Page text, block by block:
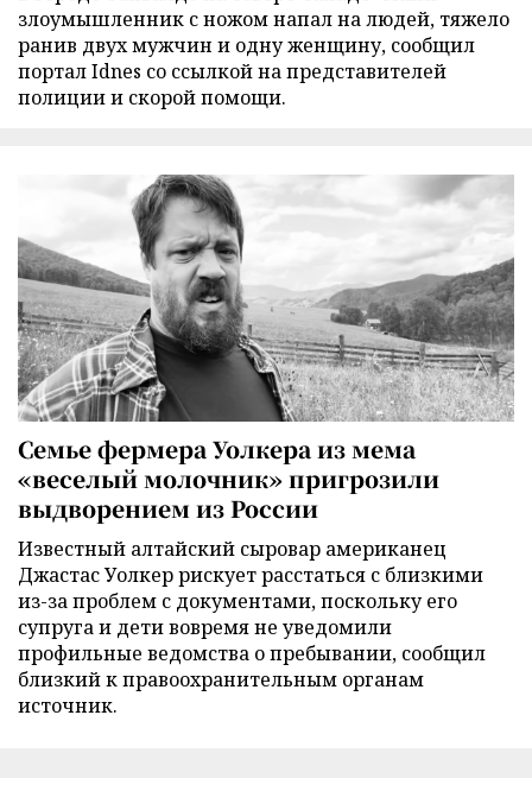
злоумышленник с ножом напал на людей, тяжело
ранив двух мужчин и одну женщину, сообщил
портал Idnes со ссылкой на представителей
полиции и скорой помощи.
Семье фермера Уолкера из мема
«веселый молочник» пригрозили
выдворением из России
Известный алтайский сыровар американец
Джастас Уолкер рискует расстаться с близкими
из-за проблем с документами, поскольку его
супруга и дети вовремя не уведомили
профильные ведомства о пребывании, сообщил
близкий к правоохранительным органам
источник.